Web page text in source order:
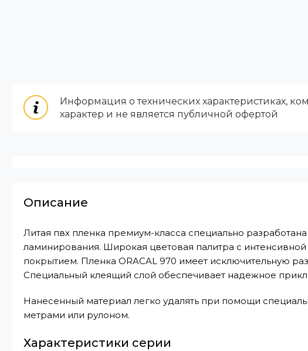
Информация о технических характеристиках,
характер и не является публичной офертой
Описание
Литая пвх пленка премиум-класса специально
ламинирования. Широкая цветовая палитра с
покрытием. Пленка ORACAL 970 имеет исключительную
Специальный клеящий слой обеспечивает надежное
Нанесенный материал легко удалять при помощи
метрами или рулоном.
Характеристики серии